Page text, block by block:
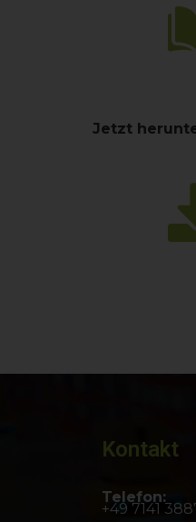
Jetzt
Kontakt
Telefon:
+49 7141